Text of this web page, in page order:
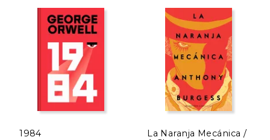
Rápido Rápido
1984
La Naranja Mecánica /